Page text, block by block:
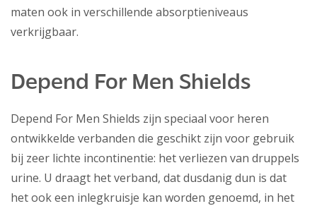
maten ook in verschillende absorptieniveaus
verkrijgbaar.
Depend For Men Shields
Depend For Men Shields zijn speciaal voor heren
ontwikkelde verbanden die geschikt zijn voor gebruik
bij zeer lichte incontinentie: het verliezen van druppels
urine. U draagt het verband, dat dusdanig dun is dat
het ook een inlegkruisje kan worden genoemd, in het